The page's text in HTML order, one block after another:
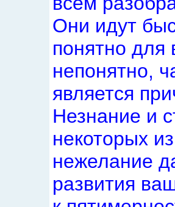
Они идут
понятно для
непонятно,
является
Незнание и
некоторых
нежелание
развития